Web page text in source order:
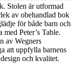
Stolen är utformad
av obehandlad bok
för både barn och
Peter’s Table.
av Wegners
att uppfylla barnens
och kvalitet.